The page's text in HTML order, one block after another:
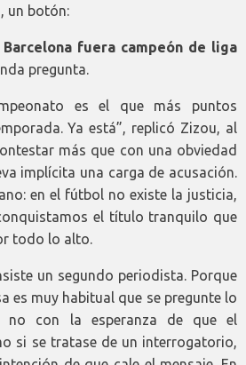
un botón:
fuera campeón de liga
pregunta.
es el que más puntos
Ya está”, replicó Zizou, al
más que con una obviedad
implícita una carga de acusación.
en el fútbol no existe la justicia,
el título tranquilo que
todo lo alto.
un segundo periodista. Porque
es muy habitual que se pregunte lo
no con la esperanza de que el
si se tratase de un interrogatorio,